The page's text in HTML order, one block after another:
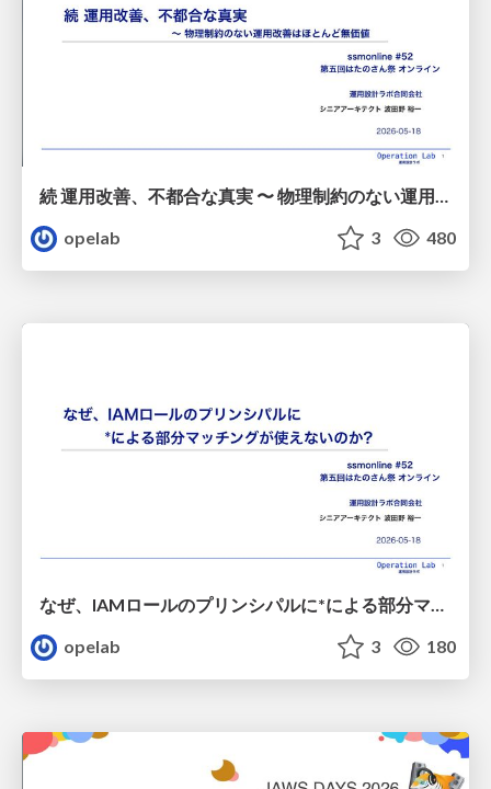
続 運用改善、不都合な真実 〜 物理制約のない運用改善はほとんど無価値 / 20260518-ssmjp-kaizen-no-value-without-physical-constraints
opelab
3 480
opelab
3 180